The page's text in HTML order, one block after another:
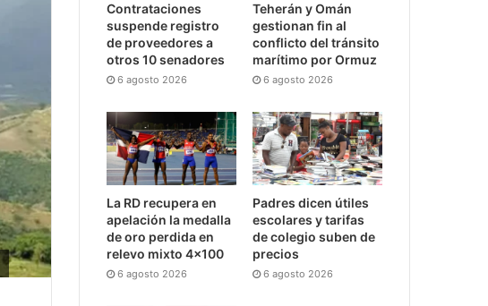
Contrataciones
suspende registro
de proveedores a
otros 10 senadores
6 agosto 2026
Teherán y Omán
gestionan fin al
conflicto del tránsito
marítimo por Ormuz
6 agosto 2026
La RD recupera en
apelación la medalla
de oro perdida en
relevo mixto 4×100
6 agosto 2026
Padres dicen útiles
escolares y tarifas
de colegio suben de
precios
6 agosto 2026